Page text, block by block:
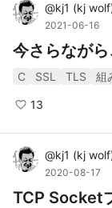
@kj1 (kj wolf
2021-06-16
今さらなが
C SSL TLS 組
13
@kj1 (kj wolf
2020-08-17
TCP Socket